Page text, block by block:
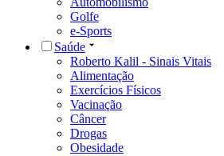
Golfe
e-Sports
Saúde
Roberto Kalil - Sinais Vitais
Alimentação
Exercícios Físicos
Vacinação
Câncer
Drogas
Obesidade